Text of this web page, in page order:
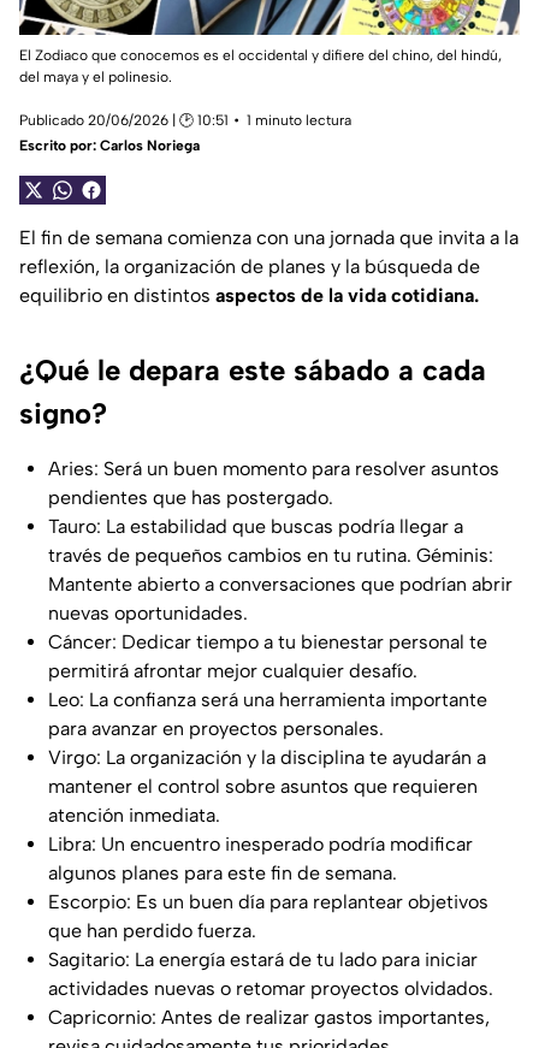
El Zodiaco que conocemos es el occidental y difiere del chino, del hindú,
del maya y el polinesio.
Publicado 20/06/2026 | 🕑 10:51
1 minuto lectura
Escrito por: Carlos Noriega
El fin de semana comienza con una jornada que invita a la
reflexión, la organización de planes y la búsqueda de
equilibrio en distintos aspectos de la vida cotidiana.
¿Qué le depara este sábado a cada
signo?
Aries: Será un buen momento para resolver asuntos
pendientes que has postergado.
Tauro: La estabilidad que buscas podría llegar a
través de pequeños cambios en tu rutina. Géminis:
Mantente abierto a conversaciones que podrían abrir
nuevas oportunidades.
Cáncer: Dedicar tiempo a tu bienestar personal te
permitirá afrontar mejor cualquier desafío.
Leo: La confianza será una herramienta importante
para avanzar en proyectos personales.
Virgo: La organización y la disciplina te ayudarán a
mantener el control sobre asuntos que requieren
atención inmediata.
Libra: Un encuentro inesperado podría modificar
algunos planes para este fin de semana.
Escorpio: Es un buen día para replantear objetivos
que han perdido fuerza.
Sagitario: La energía estará de tu lado para iniciar
actividades nuevas o retomar proyectos olvidados.
Capricornio: Antes de realizar gastos importantes,